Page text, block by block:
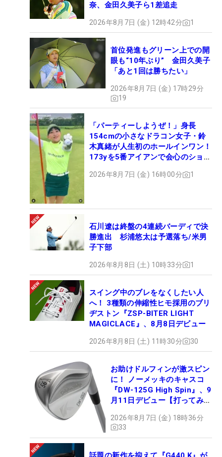
奈、金田久美子ら1差追走
2026年8月7日 (金) 12時42分 1
首位発進もグリーン上での開
眼も“10年ぶり” 金田久美子
「あと1回は勝ちたい」
2026年8月7日 (金) 17時29分
19
「パーティーしようぜ！」身長
154cmの小さなドラコン女子・鈴
木真緒が人生初のホールインワン！
173yを5番アイアンで会心のショッ
2026年8月7日 (金) 16時00分 1
石川遼は終盤の4連続バーディで決
勝進出 杉浦悠太は予選落ち/米男
子下部
2026年8月8日 (土) 10時33分 1
スイング中のブレをなくしたい人
へ！ 3種類の伸縮性ヒモ採用のブリ
ヂストン『ZSP-BITER LIGHT
MAGICLACE』、8月8日デビュー
2026年8月8日 (土) 11時30分 30
お助けドルフィンが激スピン
に！ ノーメッキのキャスコ
『DW-125G High Spin』、9
月11日デビュー【打ってみ
2026年8月7日 (金) 18時36分
33